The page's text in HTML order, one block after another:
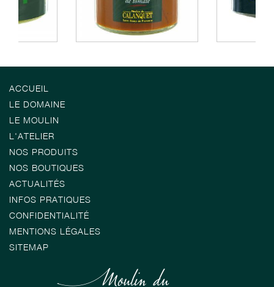
ACCUEIL
LE DOMAINE
LE MOULIN
L'ATELIER
NOS PRODUITS
NOS BOUTIQUES
ACTUALITÉS
INFOS PRATIQUES
CONFIDENTIALITÉ
MENTIONS LÉGALES
SITEMAP